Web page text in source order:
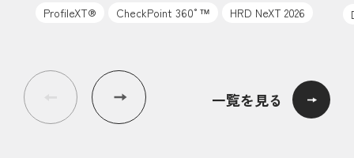
ProfileXT® CheckPoint 360°™ HRD NeXT 2026
一覧を見る